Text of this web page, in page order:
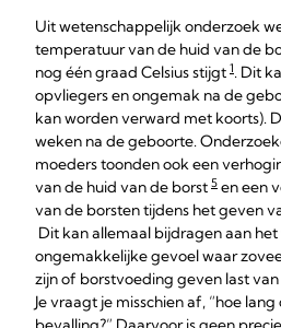
Uit wetenschappelijk onderzoek
temperatuur van de huid van de
nog één graad Celsius stijgt 1. Dit
opvliegers en ongemak na de
kan worden verward met koorts).
weken na de geboorte.
moeders toonden ook een
van de huid van de borst 5 en een
van de borsten tijdens het geven
Dit kan allemaal bijdragen aan
ongemakkelijke gevoel waar
zijn of borstvoeding geven last
Je vraagt je misschien af, “hoe